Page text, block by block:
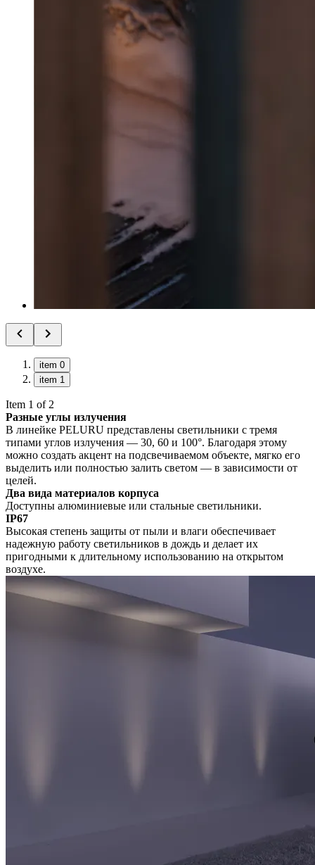
item 0
item 1
Item 1 of 2
Разные углы излучения
В линейке PELURU представлены светильники с тремя
типами углов излучения — 30, 60 и 100°. Благодаря этому
можно создать акцент на подсвечиваемом объекте, мягко его
выделить или полностью залить светом — в зависимости от
целей.
Два вида материалов корпуса
Доступны алюминиевые или стальные светильники.
IP67
Высокая степень защиты от пыли и влаги обеспечивает
надежную работу светильников в дождь и делает их
пригодными к длительному использованию на открытом
воздухе.